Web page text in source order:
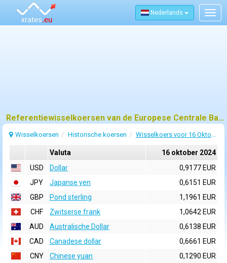
Nederlands
Referentiewisselkoersen van de Europese Centrale Bank (ECB) voor 16 oktober 2024
Wisselkoersen Historische koersen Wisselkoers voor 16 Oktober 2024
Valuta
16 oktober 2024
USD
Dollar
0,9177 EUR
JPY
Japanse yen
0,6151 EUR
GBP
Pond sterling
1,1961 EUR
CHF
Zwitserse frank
1,0642 EUR
AUD
Australische Dollar
0,6138 EUR
CAD
Canadese dollar
0,6661 EUR
CNY
Chinese yuan
0,1290 EUR